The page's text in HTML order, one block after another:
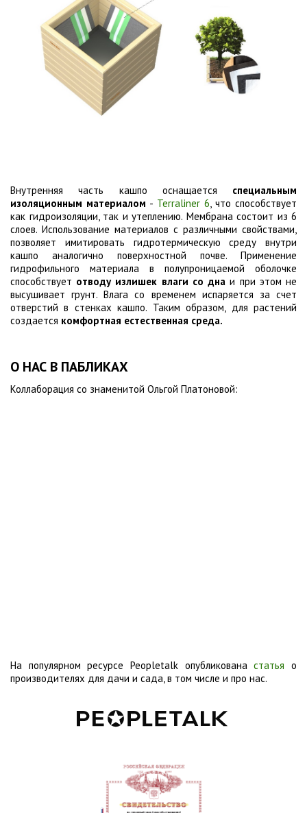
Внутренняя часть кашпо оснащается специальным
изоляционным материалом - Terraliner 6, что способствует
как гидроизоляции, так и утеплению. Мембрана состоит из 6
слоев. Использование материалов с различными свойствами,
позволяет имитировать гидротермическую среду внутри
кашпо аналогично поверхностной почве. Применение
гидрофильного материала в полупроницаемой оболочке
способствует отводу излишек влаги со дна и при этом не
высушивает грунт. Влага со временем испаряется за счет
отверстий в стенках кашпо. Таким образом, для растений
создается комфортная естественная среда.
О НАС В ПАБЛИКАХ
Коллаборация со знаменитой Ольгой Платоновой:
На популярном ресурсе Peopletalk опубликованастатья о
производителях для дачи и сада, в том числе и про нас.